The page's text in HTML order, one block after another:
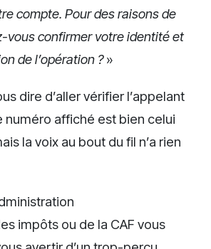
compte. Pour des raisons de
vous confirmer votre identité et
de l’opération ?»
dire d’aller vérifier l’appelant
affiché est bien celui
la voix au bout du fil n’a rien
impôts ou de la CAF vous